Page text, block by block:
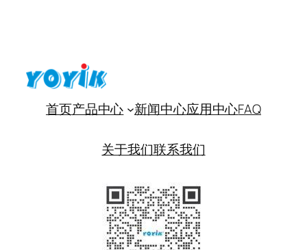
首页产品中心 新闻中心应用中心FAQ
关于我们联系我们